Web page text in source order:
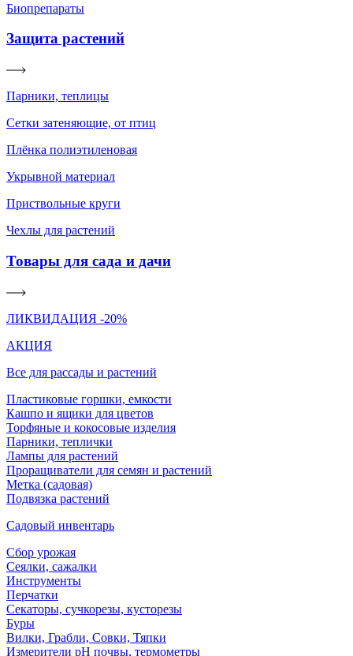
Биопрепараты
Защита растений
Парники, теплицы
Сетки затеняющие, от птиц
Плёнка полиэтиленовая
Укрывной материал
Приствольные круги
Чехлы для растений
Товары для сада и дачи
ЛИКВИДАЦИЯ -20%
АКЦИЯ
Все для рассады и растений
Пластиковые горшки, емкости
Кашпо и ящики для цветов
Торфяные и кокосовые изделия
Парники, теплички
Лампы для растений
Проращиватели для семян и растений
Метка (садовая)
Подвязка растений
Садовый инвентарь
Сбор урожая
Сеялки, сажалки
Инструменты
Перчатки
Секаторы, сучкорезы, кусторезы
Буры
Вилки, Грабли, Совки, Тяпки
Измерители pH почвы, термометры